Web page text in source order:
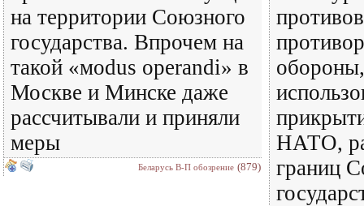
на территории Союзного
государства. Впрочем на
такой «мodus operandi» в
Москве и Минске даже
рассчитывали и приняли
меры
Беларусь В-П обозрение (879)
НАТО,
границ